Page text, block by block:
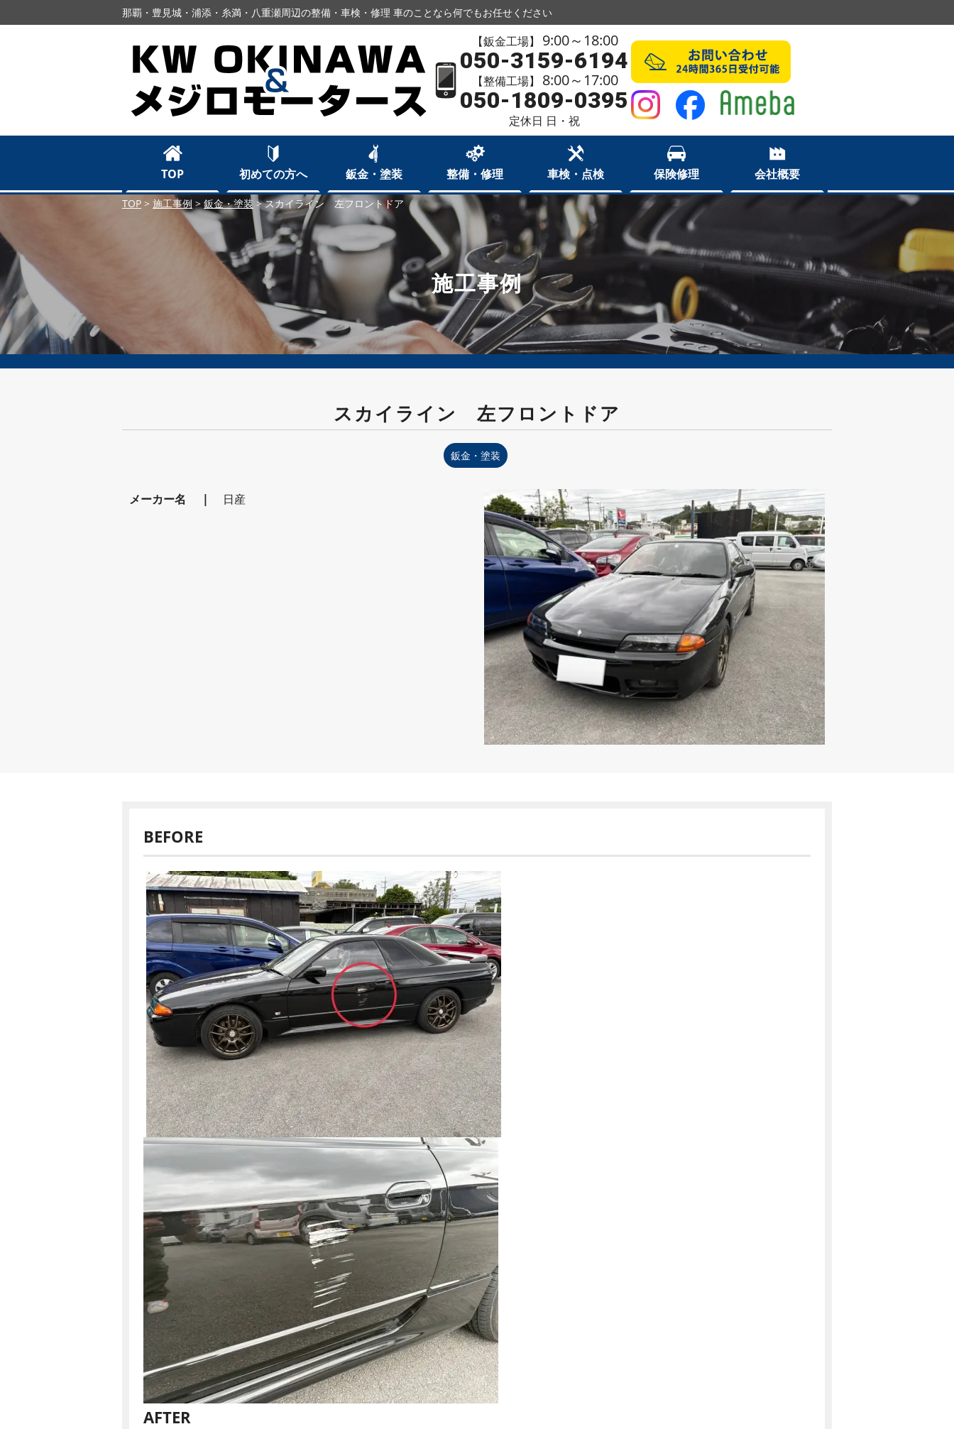
那覇・豊見城・浦添・糸満・八重瀬周辺の整備・車検・修理 車のことなら何でもお任せください
【鈑金工場】 9:00～18:00
050-3159-6194
【整備工場】 8:00～17:00
050-1809-0395
定休日 日・祝
TOP 初めての方へ 鈑金・塗装 整備・修理 車検・点検 保険修理 会社概要
TOP > 施工事例 > 鈑金・塗装 >スカイライン 左フロントドア
施工事例
スカイライン 左フロントドア
鈑金・塗装
メーカー名 日産
BEFORE
AFTER